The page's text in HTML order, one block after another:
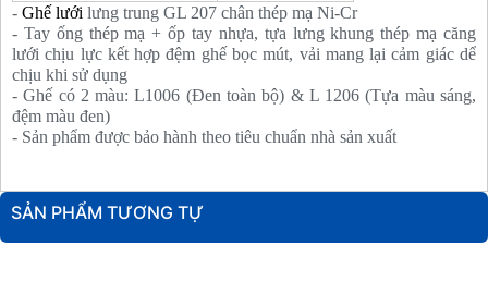
- Ghế lưới lưng trung GL 207 chân thép mạ Ni-Cr
- Tay ống thép mạ + ốp tay nhựa, tựa lưng khung thép mạ căng
lưới chịu lực kết hợp đệm ghế bọc mút, vải mang lại cảm giác dể
chịu khi sử dụng
- Ghế có 2 màu: L1006 (Đen toàn bộ) & L 1206 (Tựa màu sáng,
đệm màu đen)
- Sản phẩm được bảo hành theo tiêu chuẩn nhà sản xuất
SẢN PHẨM TƯƠNG TỰ